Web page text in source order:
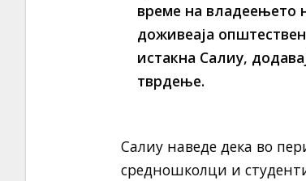
време на
доживеаја
истакна Салиу,
тврдење.
Салиу наведе дека во
средношколци и